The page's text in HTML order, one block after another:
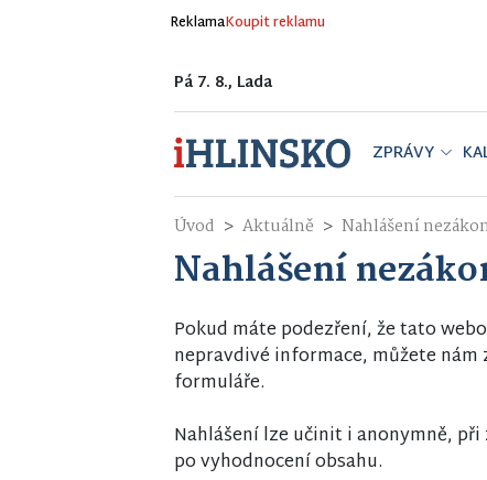
ReklamaKoupit reklamu
Pá 7. 8., Lada
ZPRÁVY
Úvod Aktuálně Nahlášení
Nahlášení
Pokud máte podezření, že tato
nepravdivé informace, můžete
formuláře.
Nahlášení lze učinit i anonymně,
po vyhodnocení obsahu.